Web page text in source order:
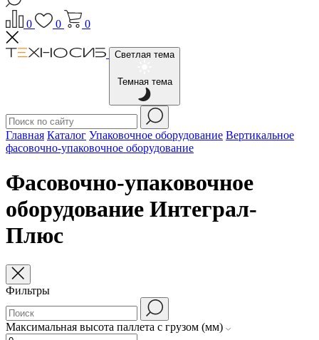
0 0 0
Светлая тема
Темная тема
Главная Каталог Упаковочное оборудование Вертикальное
фасовочно-упаковочное оборудование
Фасовочно-упаковочное
оборудование Интеграл-
Плюс
Фильтры
Максимальная высота паллета с грузом (мм)